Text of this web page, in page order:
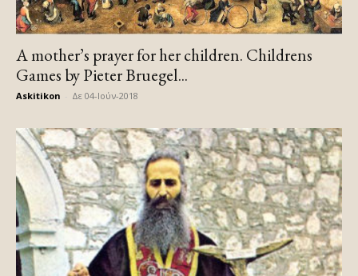
A mother’s prayer for her children. Childrens
Games by Pieter Bruegel...
Askitikon Δε 04-Ιούν-2018